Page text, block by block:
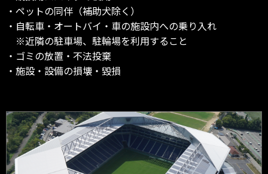
・ペットの同伴（補助犬除く）
・自転車・オートバイ・車の施設内への乗り入れ
※近隣の駐車場、駐輪場を利用すること
・ゴミの放置・不法投棄
・施設・設備の損壊・毀損